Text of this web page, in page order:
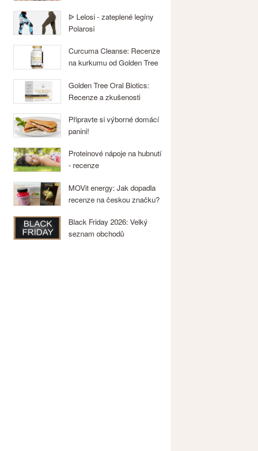
ᐉ Lelosi - zateplené legíny
Polarosi
Curcuma Cleanse: Recenze
na kurkumu od Golden Tree
Golden Tree Oral Biotics:
Recenze a zkušenosti
Připravte si výborné domácí
panini!
Proteinové nápoje na hubnutí
- recenze
MOVit energy: Jak dopadla
recenze na českou značku?
Black Friday 2026: Velký
seznam obchodů